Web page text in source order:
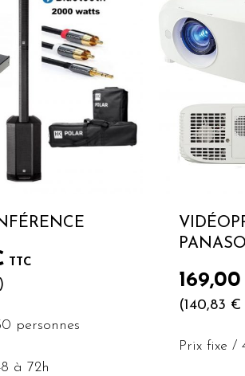
TTC
)
personnes
à 72h
(140,83 €
Prix fixe /